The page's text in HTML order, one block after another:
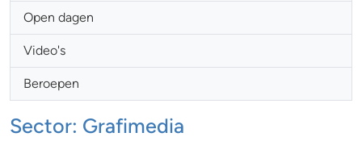
Open dagen
Video's
Beroepen
Sector: Grafimedia